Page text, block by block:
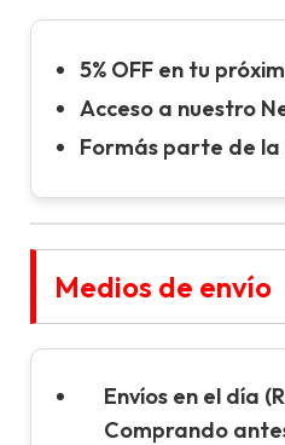
5% OFF en tu
Acceso a nuestro
Formás parte de
Medios de envío
Envíos en el día
Comprando